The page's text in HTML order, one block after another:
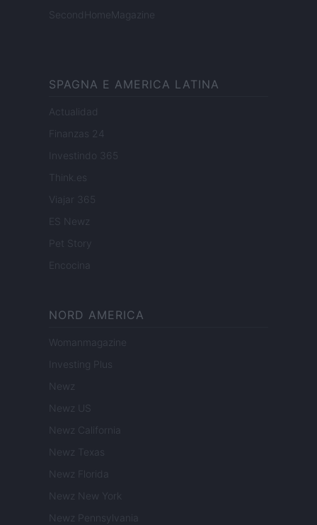
SecondHomeMagazine
SPAGNA E AMERICA LATINA
Actualidad
Finanzas 24
Investindo 365
Think.es
Viajar 365
ES Newz
Pet Story
Encocina
NORD AMERICA
Womanmagazine
Investing Plus
Newz
Newz US
Newz California
Newz Texas
Newz Florida
Newz New York
Newz Pennsylvania